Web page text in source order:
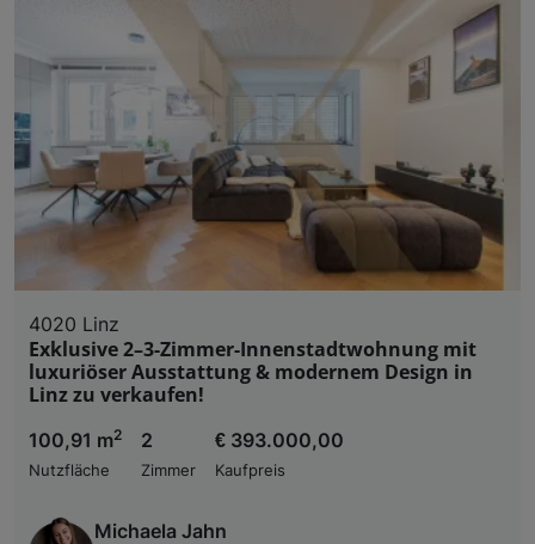
4020 Linz
Exklusive 2–3-Zimmer-Innenstadtwohnung mit
luxuriöser Ausstattung & modernem Design in
Linz zu verkaufen!
100,91 m2
Nutzfläche
2
Zimmer
€ 393.000,00
Kaufpreis
Michaela Jahn